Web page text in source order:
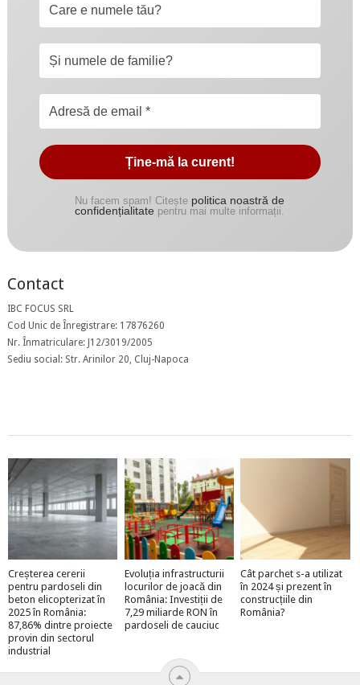
Nu facem spam! Citește politica noastră de
confidențialitate pentru mai multe informații.
Contact
IBC FOCUS SRL
Cod Unic de Înregistrare: 17876260
Nr. Înmatriculare: J12/3019/2005
Sediu social: Str. Arinilor 20, Cluj-Napoca
Creșterea cererii
pentru pardoseli din
beton elicopterizat în
2025 în România:
87,86% dintre proiecte
provin din sectorul
industrial
Evoluția infrastructurii
locurilor de joacă din
România: Investiții de
7,29 miliarde RON în
pardoseli de cauciuc
Cât parchet s-a utilizat
în 2024 și prezent în
construcțiile din
România?